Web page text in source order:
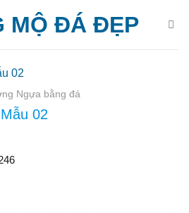
Ngựa bằng đá
02